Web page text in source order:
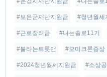
#보은군재난지원금 #청년월세
#근로장려금 #나는솔로11기
#불타는트롯맨 #오미크론증상
#2024청년월세지원금 #소상